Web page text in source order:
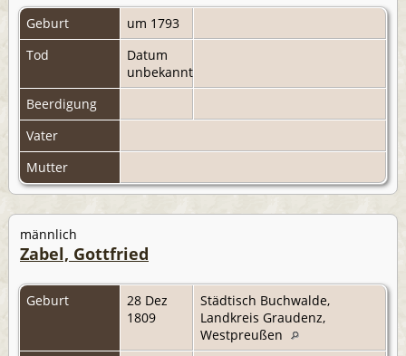
Geburt
um 1793
Tod
Datum
unbekannt
Beerdigung
Vater
Mutter
männlich
Zabel, Gottfried
Geburt
28 Dez
1809
Städtisch Buchwalde,
Landkreis Graudenz,
Westpreußen